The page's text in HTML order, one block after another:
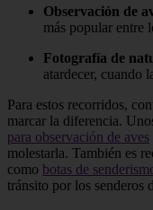
Observación de
más popular entre
Fotografía de
atardecer, cuando
Para estos recorridos,
marcar la diferencia.
para observación de aves
molestarla. También es
como botas de
tránsito por los senderos